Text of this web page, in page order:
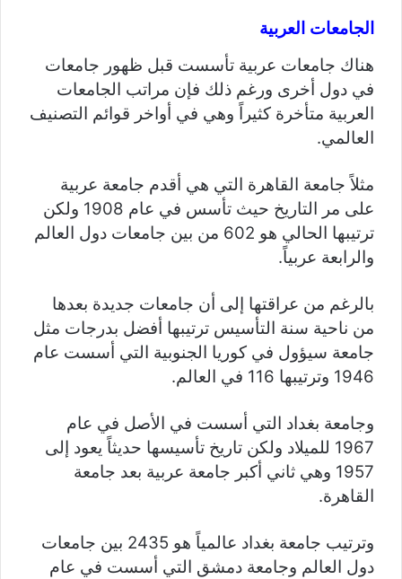
الجامعات العربية
هناك جامعات عربية تأسست قبل ظهور جامعات
في دول أخرى ورغم ذلك فإن مراتب الجامعات
العربية متأخرة كثيراً وهي في أواخر قوائم التصنيف
العالمي.
مثلاً جامعة القاهرة التي هي أقدم جامعة عربية
على مر التاريخ حيث تأسس في عام 1908 ولكن
ترتيبها الحالي هو 602 من بين جامعات دول العالم
والرابعة عربياً.
بالرغم من عراقتها إلى أن جامعات جديدة بعدها
من ناحية سنة التأسيس ترتيبها أفضل بدرجات مثل
جامعة سيؤول في كوريا الجنوبية التي أسست عام
1946 وترتيبها 116 في العالم.
وجامعة بغداد التي أسست في الأصل في عام
1967 للميلاد ولكن تاريخ تأسيسها حديثاً يعود إلى
1957 وهي ثاني أكبر جامعة عربية بعد جامعة
القاهرة.
وترتيب جامعة بغداد عالمياً هو 2435 بين جامعات
دول العالم وجامعة دمشق التي أسست في عام